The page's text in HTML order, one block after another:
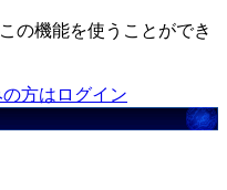
の機能を使うことができ
方はログイン